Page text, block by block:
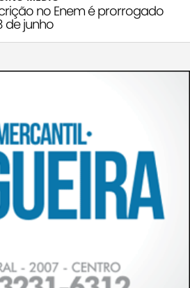
no Enem é prorrogado
de junho